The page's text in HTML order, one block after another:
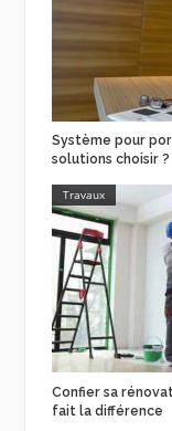
Système pour
solutions choisir ?
Travaux
Confier sa
fait la différence